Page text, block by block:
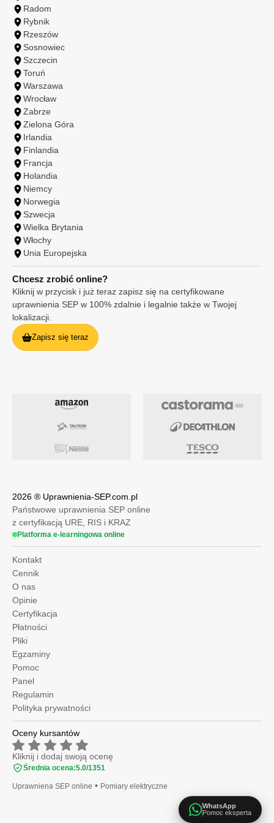
Radom
Rybnik
Rzeszów
Sosnowiec
Szczecin
Toruń
Warszawa
Wrocław
Zabrze
Zielona Góra
Irlandia
Finlandia
Francja
Holandia
Niemcy
Norwegia
Szwecja
Wielka Brytania
Włochy
Unia Europejska
Chcesz zrobić online?
Kliknij w przycisk i już teraz zapisz się na certyfikowane
uprawnienia SEP w 100% zdalnie i legalnie także w Twojej
lokalizacji.
Zapisz się teraz
2026 ® Uprawnienia-SEP.com.pl
Państwowe uprawnienia SEP online
z certyfikacją URE, RIS i KRAZ
Platforma e-learningowa online
Kontakt
Cennik
O nas
Opinie
Certyfikacja
Płatności
Pliki
Egzaminy
Pomoc
Panel
Regulamin
Polityka prywatności
Oceny kursantów
Kliknij i dodaj swoją ocenę
Średnia ocena:5.0/1351
Uprawniena SEP online • Pomiary elektryczne
WhatsApp
Pomoc eksperta